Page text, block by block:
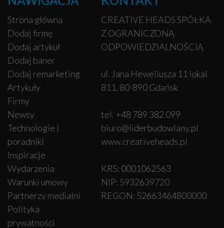
Strona główna
Dodaj firmę
Dodaj artykuł
Dodaj baner
Dodaj remarketing
Artykuły
Firmy
Newsy
Technologie i
poradniki
Inspiracje
Wydarzenia
Warunki umowy
Partnerzy medialni
Polityka
prywatności
CREATIVE HEADS SPÓŁKA
Z OGRANICZONĄ
ODPOWIEDZIALNOŚCIĄ
ul. Jana Heweliusza 11 lokal
811, 80-890 Gdańsk
tel. +48 789 382 099
biuro@liderbudowlany.pl
www.creativeheads.pl
KRS: 0001062563
NIP: 5932639720
REGON: 52663464800000